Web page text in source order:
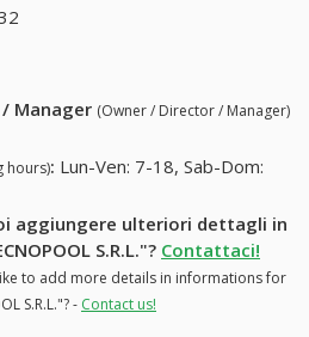
Manager (Owner / Director / Manager)
hours): Lun-Ven: 7-18, Sab-Dom:
aggiungere ulteriori dettagli in
S.R.L."? Contattaci!
to add more details in informations for
S.R.L."? - Contact us!